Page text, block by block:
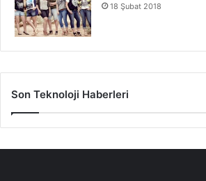
18 Şubat 2018
Son Teknoloji Haberleri